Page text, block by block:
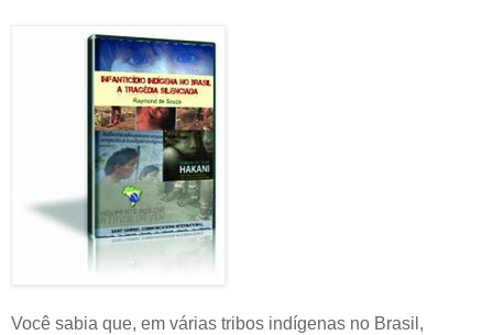
Você sabia que, em várias tribos indígenas no Brasil,